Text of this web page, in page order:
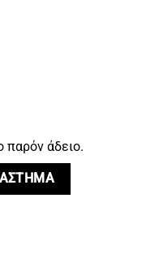
παρόν άδειο.